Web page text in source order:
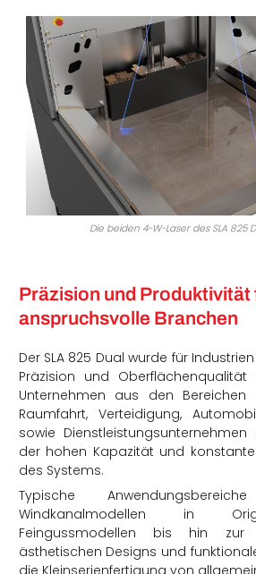
Die beiden 4-W-Laser des SLA 825
Präzision und Produktivität
anspruchsvolle Branchen
Der SLA 825 Dual wurde für
Präzision und Oberflächenqualität
Unternehmen aus den Bereichen
Raumfahrt, Verteidigung,
sowie
der hohen Kapazität und
des Systems.
Typische
Windkanalmodellen in
Feingussmodellen bis hin zur
ästhetischen Designs und
die Kleinserienfertigung von